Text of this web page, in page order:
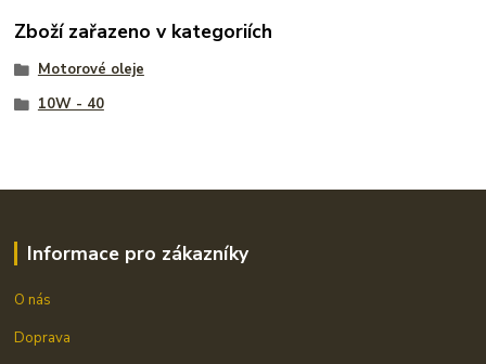
Zboží zařazeno v kategoriích
Motorové oleje
10W - 40
Informace pro zákazníky
O nás
Doprava